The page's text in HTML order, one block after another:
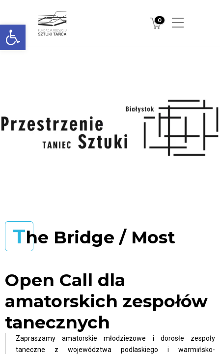
Otwórz pasek narzędzi 0
The Bridge / Most
Open Call dla
amatorskich zespołów
tanecznych
Zapraszamy amatorskie młodzieżowe i dorosłe zespoły
taneczne z województwa podlaskiego i warmińsko-